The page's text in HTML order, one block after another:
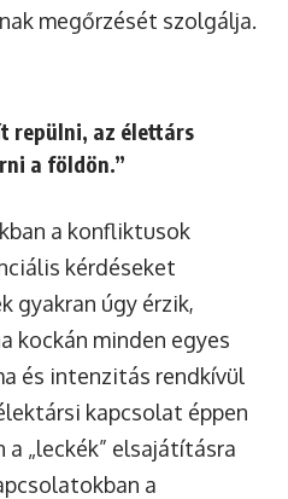
megőrzését szolgálja.
repülni, az élettárs
a földön.”
a konfliktusok
kérdéseket
gyakran úgy érzik,
kockán minden egyes
és intenzitás rendkívül
kapcsolat éppen
„leckék” elsajátításra
a